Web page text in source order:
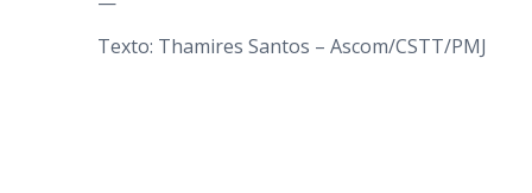
Texto: Thamires Santos – Ascom/CSTT/PMJ